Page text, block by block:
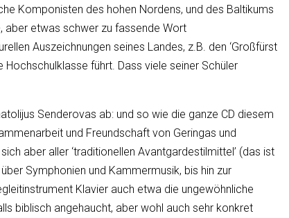
Komponisten des hohen Nordens, und des Baltikums
aber etwas schwer zu fassende Wort
Auszeichnungen seines Landes, z.B. den ‘Großfürst
führt. Dass viele seiner Schüler
Senderovas ab: und so wie die ganze CD diesem
und Freundschaft von Geringas und
aber aller ‘traditionellen Avantgardestilmittel’ (das ist
Symphonien und Kammermusik, bis hin zur
Klavier auch etwa die ungewöhnliche
biblisch angehaucht, aber wohl auch sehr konkret